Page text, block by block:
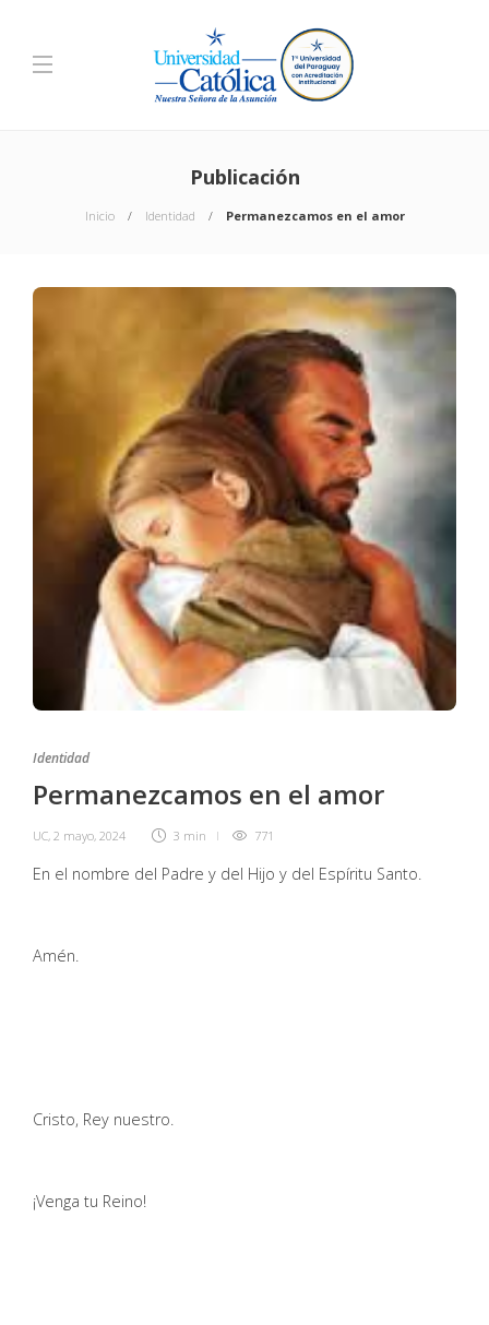
Publicación
Inicio Identidad Permanezcamos en el amor
Identidad
Permanezcamos en el amor
UC, 2 mayo, 2024 3 min 771
En el nombre del Padre y del Hijo y del Espíritu Santo.
Amén.
Cristo, Rey nuestro.
¡Venga tu Reino!